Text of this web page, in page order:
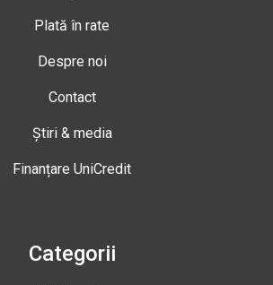
Plată în rate
Despre noi
Contact
Știri & media
Finanțare UniCredit
Categorii